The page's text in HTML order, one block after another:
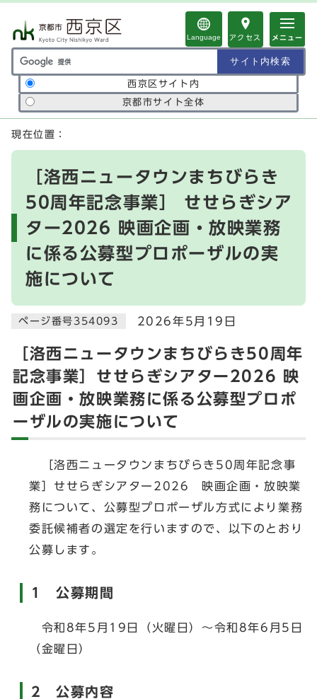
Language アクセス メニュー
サイト内検索の範囲
西京区サイト内
京都市サイト全体
ここから本文です
現在位置：
［洛西ニュータウンまちびらき
50周年記念事業］ せせらぎシア
ター2026 映画企画・放映業務
に係る公募型プロポーザルの実
施について
ページ番号354093 2026年5月19日
［洛西ニュータウンまちびらき50周年
記念事業］せせらぎシアター2026 映
画企画・放映業務に係る公募型プロポ
ーザルの実施について
［洛西ニュータウンまちびらき50周年記念事
業］せせらぎシアター2026 映画企画・放映業
務について、公募型プロポーザル方式により業務
委託候補者の選定を行いますので、以下のとおり
公募します。
1 公募期間
令和8年5月19日（火曜日）～令和8年6月5日
（金曜日）
2 公募内容